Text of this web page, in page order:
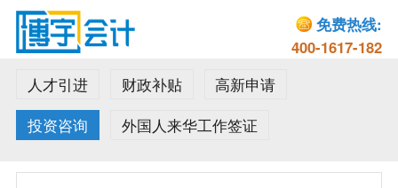
免费热线:
400-1617-182
人才引进
财政补贴
高新申请
投资咨询
外国人来华工作签证